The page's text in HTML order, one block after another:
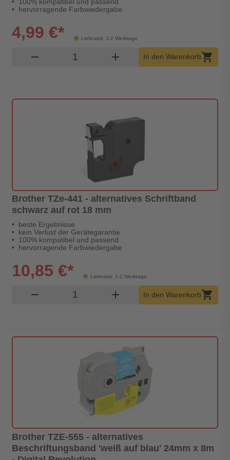
100% kompatibel und passend
hervorragende Farbwiedergabe
Lieferzeit: 1-2 Werktage
4,99 €*
remove Produkt Warenkorb Menge
add In den Warenkorbshopping_cart
Brother TZe-441 - alternatives Schriftband
schwarz auf rot 18 mm
beste Ergebnisse
kein Verlust der Gerätegarantie
100% kompatibel und passend
hervorragende Farbwiedergabe
Lieferzeit: 1-2 Werktage
10,85 €*
remove Produkt Warenkorb Menge
add In den Warenkorb shopping_cart
Brother TZE-555 - alternatives
Beschriftungsband 'weiß auf blau' 24mm x 8m